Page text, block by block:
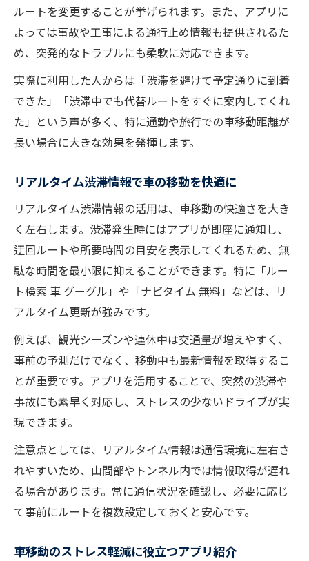
ルートを変更することが挙げられます。また、アプリに
よっては事故や工事による通行止め情報も提供されるた
め、突発的なトラブルにも柔軟に対応できます。
実際に利用した人からは「渋滞を避けて予定通りに到着
できた」「渋滞中でも代替ルートをすぐに案内してくれ
た」という声が多く、特に通勤や旅行での車移動距離が
長い場合に大きな効果を発揮します。
リアルタイム渋滞情報で車の移動を快適に
リアルタイム渋滞情報の活用は、車移動の快適さを大き
く左右します。渋滞発生時にはアプリが即座に通知し、
迂回ルートや所要時間の目安を表示してくれるため、無
駄な時間を最小限に抑えることができます。特に「ルー
ト検索 車 グーグル」や「ナビタイム 無料」などは、リ
アルタイム更新が強みです。
例えば、観光シーズンや連休中は交通量が増えやすく、
事前の予測だけでなく、移動中も最新情報を取得するこ
とが重要です。アプリを活用することで、突然の渋滞や
事故にも素早く対応し、ストレスの少ないドライブが実
現できます。
注意点としては、リアルタイム情報は通信環境に左右さ
れやすいため、山間部やトンネル内では情報取得が遅れ
る場合があります。常に通信状況を確認し、必要に応じ
て事前にルートを複数設定しておくと安心です。
車移動のストレス軽減に役立つアプリ紹介